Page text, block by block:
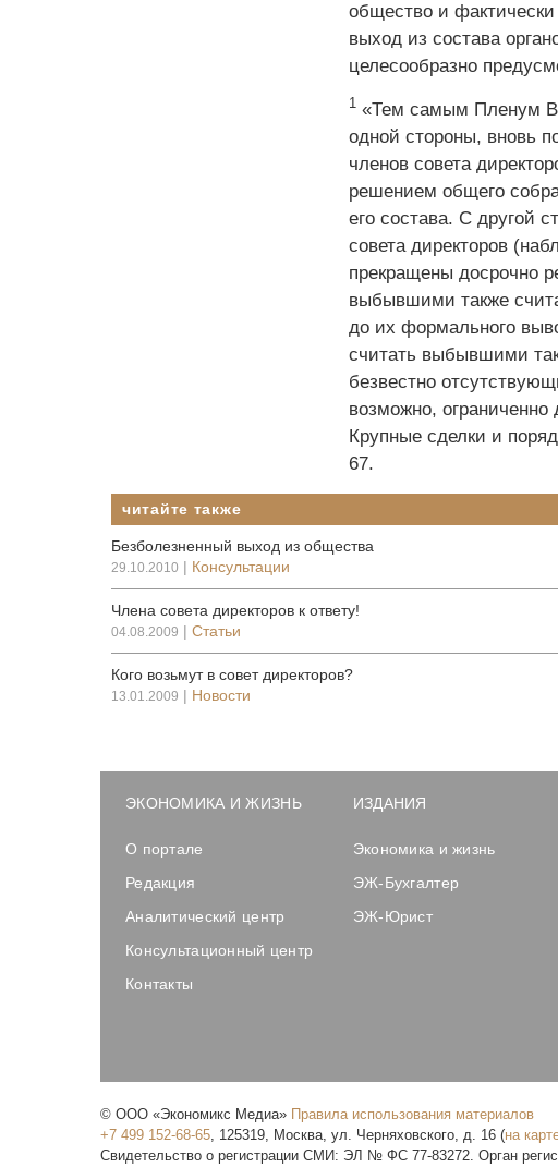
общество и
выход из состава
целесообразно
1«Тем самым Пленум
одной стороны, вновь
членов совета
решением общего
его состава. С другой
совета директоров
прекращены досрочно
выбывшими также
до их формального
считать выбывшими
безвестно
возможно,
Крупные сделки и
67.
читайте также
Безболезненный выход из общества
29.10.2010 | Консультации
Члена совета директоров к ответу!
04.08.2009 | Статьи
Кого возьмут в совет директоров?
13.01.2009 | Новости
ЭКОНОМИКА И ЖИЗНЬ
О портале
Редакция
Аналитический центр
Консультационный центр
Контакты
ИЗДАНИЯ
Экономика и жизнь
ЭЖ-Бухгалтер
ЭЖ-Юрист
© ООО «Экономикс Медиа» Правила использования материалов
+7 499 152-68-65, 125319, Москва, ул. Черняховского, д. 16 (на
Свидетельство о регистрации СМИ: ЭЛ № ФС 77-83272. Орган